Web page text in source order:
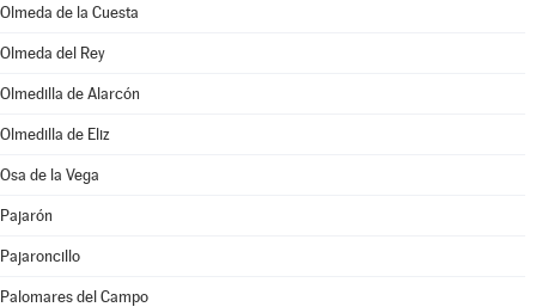
Olmeda de la Cuesta
Olmeda del Rey
Olmedilla de Alarcón
Olmedilla de Eliz
Osa de la Vega
Pajarón
Pajaroncillo
Palomares del Campo